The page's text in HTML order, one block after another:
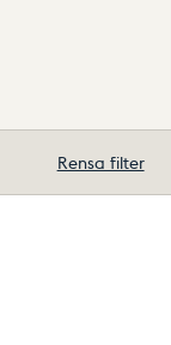
Rensa filter